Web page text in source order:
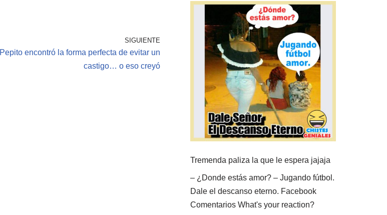
SIGUIENTE
Pepito encontró la forma perfecta de evitar un
castigo… o eso creyó
Tremenda paliza la que le espera jajaja
– ¿Donde estás amor? – Jugando fútbol.
Dale el descanso eterno. Facebook
Comentarios What's your reaction?